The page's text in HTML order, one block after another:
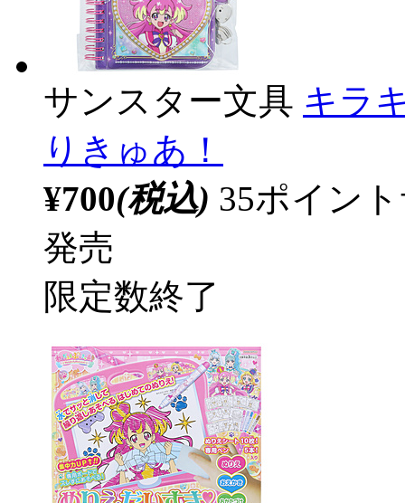
サンスター文具 キラ
りきゅあ！
¥700(税込) 35ポイン
発売
限定数終了